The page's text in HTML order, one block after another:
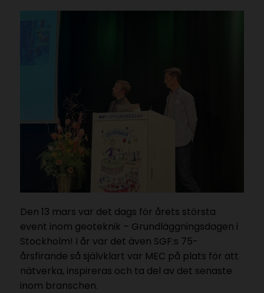
Den 13 mars var det dags för årets största
event inom geoteknik – Grundläggningsdagen i
Stockholm! I år var det även SGF:s 75-
årsfirande så självklart var MEC på plats för att
nätverka, inspireras och ta del av det senaste
inom branschen.